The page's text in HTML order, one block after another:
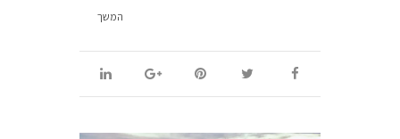
המשך